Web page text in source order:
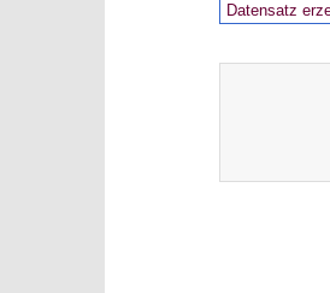
Datensatz